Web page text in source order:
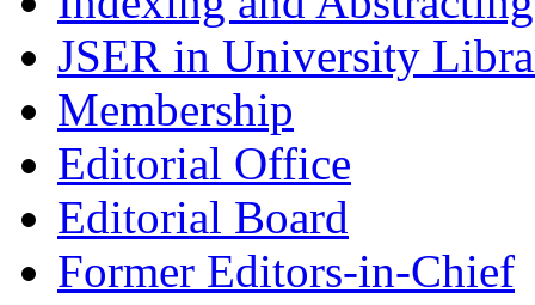
JSER in University
Membership
Editorial Office
Editorial Board
Former Editors-in-Chief